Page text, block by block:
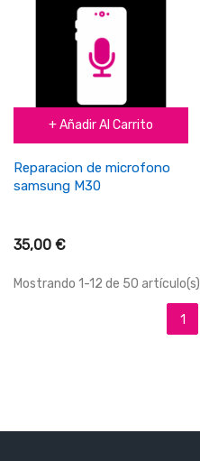
+ Añadir Al Carrito
Reparacion de microfono
samsung M30
35,00 €
Mostrando 1-12 de 50 artículo(s)
1